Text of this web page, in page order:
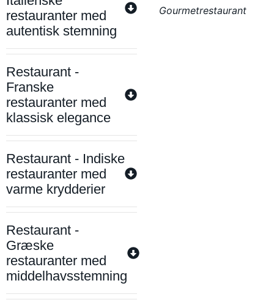
restauranter med
autentisk stemning
Restaurant -
Franske
restauranter med
klassisk elegance
Restaurant - Indiske
restauranter med
varme krydderier
Restaurant -
Græske
restauranter med
middelhavsstemning
Gourmetrestaurant